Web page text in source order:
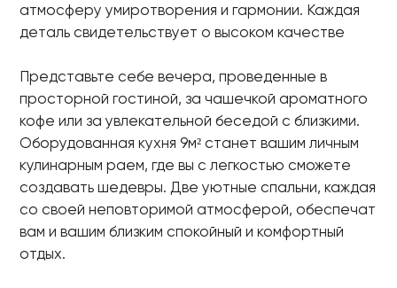
атмосферу умиротворения и гармонии. Каждая
деталь свидетельствует о высоком качестве
Представьте себе вечера, проведенные в
просторной гостиной, за чашечкой ароматного
кофе или за увлекательной беседой с близкими.
Оборудованная кухня 9м² станет вашим личным
кулинарным раем, где вы с легкостью сможете
создавать шедевры. Две уютные спальни, каждая
со своей неповторимой атмосферой, обеспечат
вам и вашим близким спокойный и комфортный
отдых.